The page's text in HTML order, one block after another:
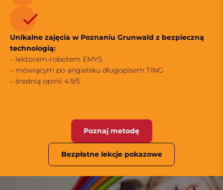
Unikalne zajęcia w Poznaniu Grunwald z bezpieczną
technologią:
– lektorem-robotem EMYS
– mówiącym po angielsku długopisem TING
– średnią opinii 4.9/5
Poznaj metodę
Bezpłatne lekcje pokazowe